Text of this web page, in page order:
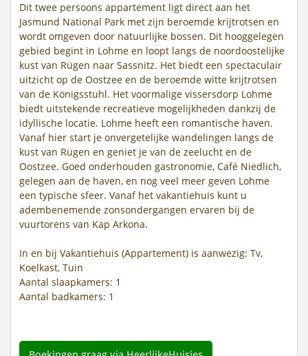
Dit twee persoons appartement ligt direct aan het
Jasmund National Park met zijn beroemde krijtrotsen en
wordt omgeven door natuurlijke bossen. Dit hooggelegen
gebied begint in Lohme en loopt langs de noordoostelijke
kust van Rügen naar Sassnitz. Het biedt een spectaculair
uitzicht op de Oostzee en de beroemde witte krijtrotsen
van de Königsstuhl. Het voormalige vissersdorp Lohme
biedt uitstekende recreatieve mogelijkheden dankzij de
idyllische locatie. Lohme heeft een romantische haven.
Vanaf hier start je onvergetelijke wandelingen langs de
kust van Rügen en geniet je van de zeelucht en de
Oostzee. Goed onderhouden gastronomie, Café Niedlich,
gelegen aan de haven, en nog veel meer geven Lohme
een typische sfeer. Vanaf het vakantiehuis kunt u
adembenemende zonsondergangen ervaren bij de
vuurtorens van Kap Arkona.
In en bij Vakantiehuis (Appartement) is aanwezig: Tv,
Koelkast, Tuin
Aantal slaapkamers: 1
Aantal badkamers: 1